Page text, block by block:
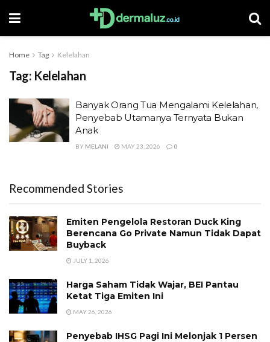
Home Tag Kelelahan
Tag: Kelelahan
Banyak Orang Tua Mengalami Kelelahan,
Penyebab Utamanya Ternyata Bukan
Anak
BY MELANI MAY 23, 2026 0
Recommended Stories
Emiten Pengelola Restoran Duck King
Berencana Go Private Namun Tidak Dapat
Buyback
JULY 1, 2026
Harga Saham Tidak Wajar, BEI Pantau
Ketat Tiga Emiten Ini
MAY 26, 2026
Penyebab IHSG Pagi Ini Melonjak 1 Persen